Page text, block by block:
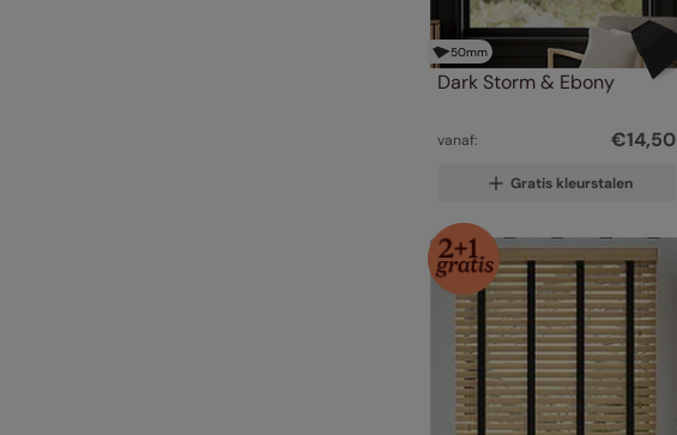
50mm
Dark Storm & Ebony
vanaf: €14,50
Gratis kleurstalen